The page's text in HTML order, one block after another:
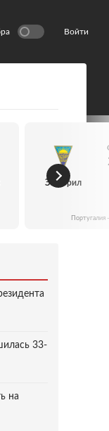
Войти
Эшторил
33-
на